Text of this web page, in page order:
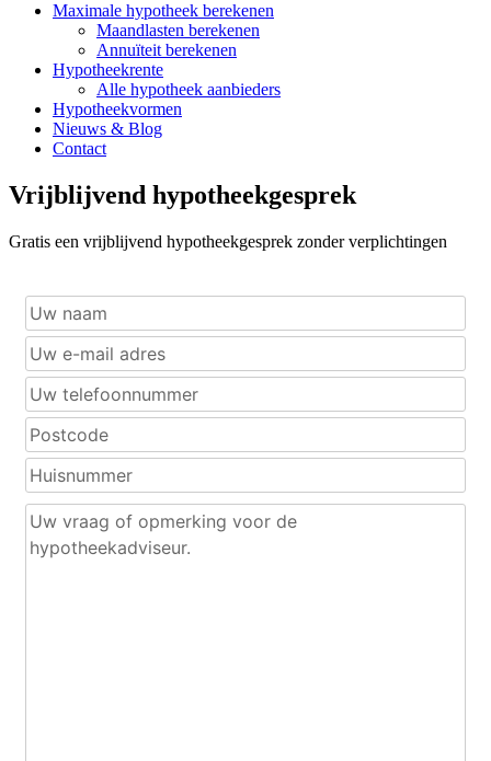
Maximale hypotheek berekenen
Maandlasten berekenen
Annuïteit berekenen
Hypotheekrente
Alle hypotheek aanbieders
Hypotheekvormen
Nieuws & Blog
Contact
Vrijblijvend hypotheekgesprek
Gratis een vrijblijvend hypotheekgesprek zonder verplichtingen